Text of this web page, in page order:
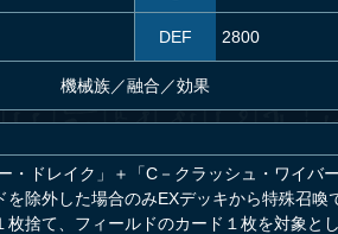
DEF 2800
機械族／融合／効果
・ドレイク」＋「C－クラッシュ・ワイバー
除外した場合のみEXデッキから特殊召喚
捨て、フィールドのカード１枚を対象と